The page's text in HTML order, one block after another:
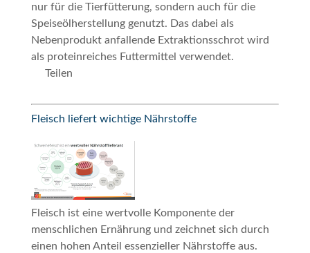
nur für die Tierfütterung, sondern auch für die
Speiseölherstellung genutzt. Das dabei als
Nebenprodukt anfallende Extraktionsschrot wird
als proteinreiches Futtermittel verwendet.
Teilen
Fleisch liefert wichtige Nährstoffe
Fleisch ist eine wertvolle Komponente der
menschlichen Ernährung und zeichnet sich durch
einen hohen Anteil essenzieller Nährstoffe aus.